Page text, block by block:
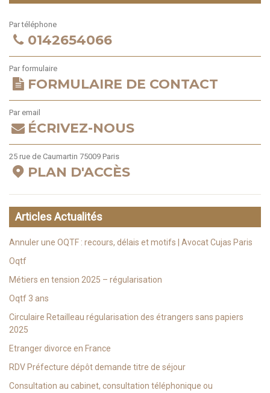
Par téléphone
0142654066
Par formulaire
FORMULAIRE DE CONTACT
Par email
ÉCRIVEZ-NOUS
25 rue de Caumartin 75009 Paris
PLAN D'ACCÈS
Articles Actualités
Annuler une OQTF : recours, délais et motifs | Avocat Cujas Paris
Oqtf
Métiers en tension 2025 – régularisation
Oqtf 3 ans
Circulaire Retailleau régularisation des étrangers sans papiers
2025
Etranger divorce en France
RDV Préfecture dépôt demande titre de séjour
Consultation au cabinet, consultation téléphonique ou